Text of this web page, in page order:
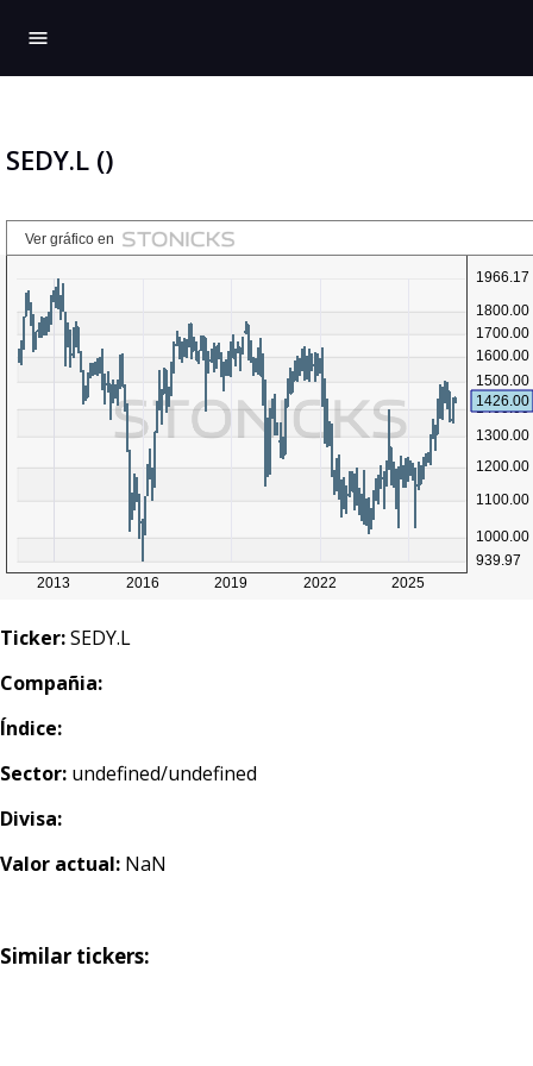
menu
SEDY.L ()
Ticker:SEDY.L
Compañia:
Índice:
Sector: undefined/undefined
Divisa:
Valor actual: NaN
Similar tickers: